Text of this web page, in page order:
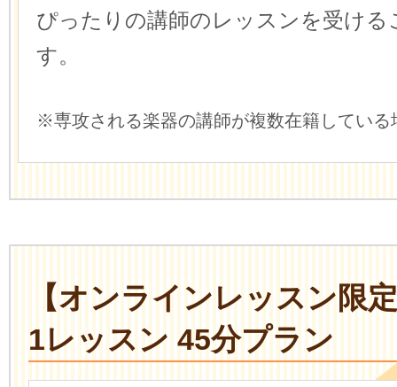
ぴったりの講師のレッスンを受ける
す。
※専攻される楽器の講師が複数在籍している
【オンラインレッスン限
1レッスン 45分プラン